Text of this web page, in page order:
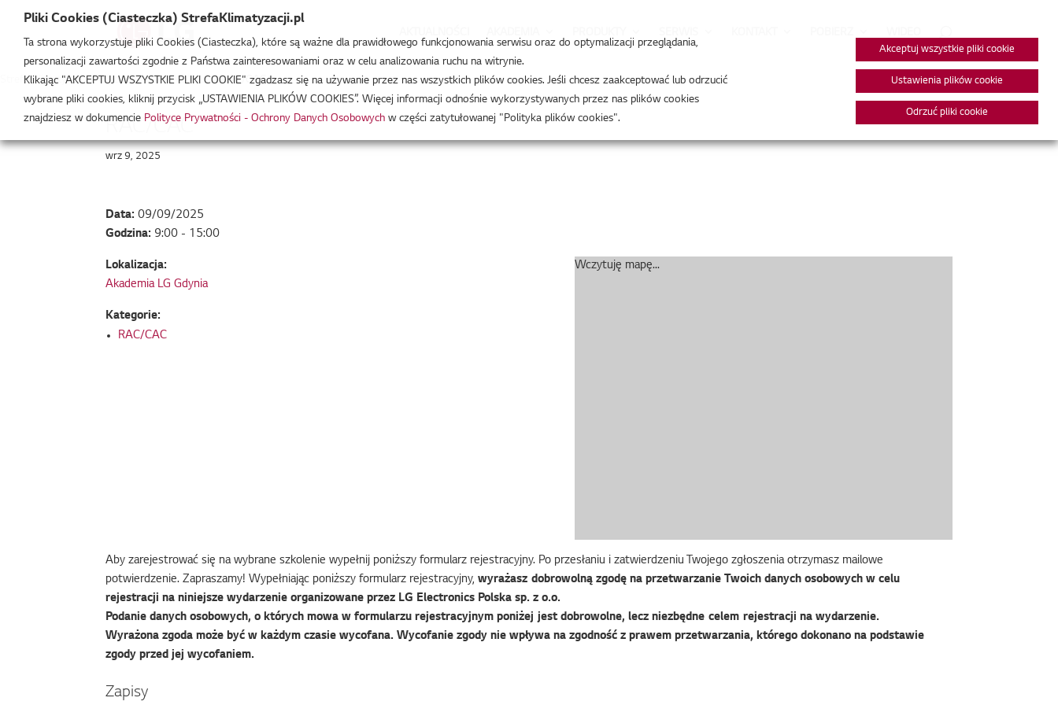
Strefa Klimatyzacji /Wydarzenia/RAC/CAC/RAC/CAC
RAC/CAC
wrz 9, 2025
Data: 09/09/2025
Godzina: 9:00 - 15:00
Wczytuję mapę...
Lokalizacja:
Akademia LG Gdynia
Kategorie:
RAC/CAC
Aby zarejestrować się na wybrane szkolenie wypełnij poniższy formularz rejestracyjny. Po przesłaniu i zatwierdzeniu Twojego zgłoszenia otrzymasz mailowe
potwierdzenie. Zapraszamy! Wypełniając poniższy formularz rejestracyjny,wyrażasz dobrowolną zgodę na przetwarzanie Twoich danych osobowych w celu
rejestracji na niniejsze wydarzenie organizowane przez LG Electronics Polska sp. z o.o.
Podanie danych osobowych, o których mowa w formularzu rejestracyjnym poniżej jest dobrowolne, lecz niezbędne celem rejestracji na wydarzenie.
Wyrażona zgoda może być w każdym czasie wycofana. Wycofanie zgody nie wpływa na zgodność z prawem przetwarzania, którego dokonano na podstawie
zgody przed jej wycofaniem.
Zapisy
Pliki Cookies (Ciasteczka) StrefaKlimatyzacji.pl
Ta strona wykorzystuje pliki Cookies (Ciasteczka), które są ważne dla prawidłowego funkcjonowania serwisu oraz do optymalizacji przeglądania,
personalizacji zawartości zgodnie z Państwa zainteresowaniami oraz w celu analizowania ruchu na witrynie.
Klikając "AKCEPTUJ WSZYSTKIE PLIKI COOKIE" zgadzasz się na używanie przez nas wszystkich plików cookies. Jeśli chcesz zaakceptować lub odrzucić
wybrane pliki cookies, kliknij przycisk „USTAWIENIA PLIKÓW COOKIES”. Więcej informacji odnośnie wykorzystywanych przez nas plików cookies
znajdziesz w dokumencie Polityce Prywatności - Ochrony Danych Osobowych w części zatytułowanej "Polityka plików cookies".
Akceptuj wszystkie pliki cookie
Ustawienia plików cookie
Odrzuć pliki cookie